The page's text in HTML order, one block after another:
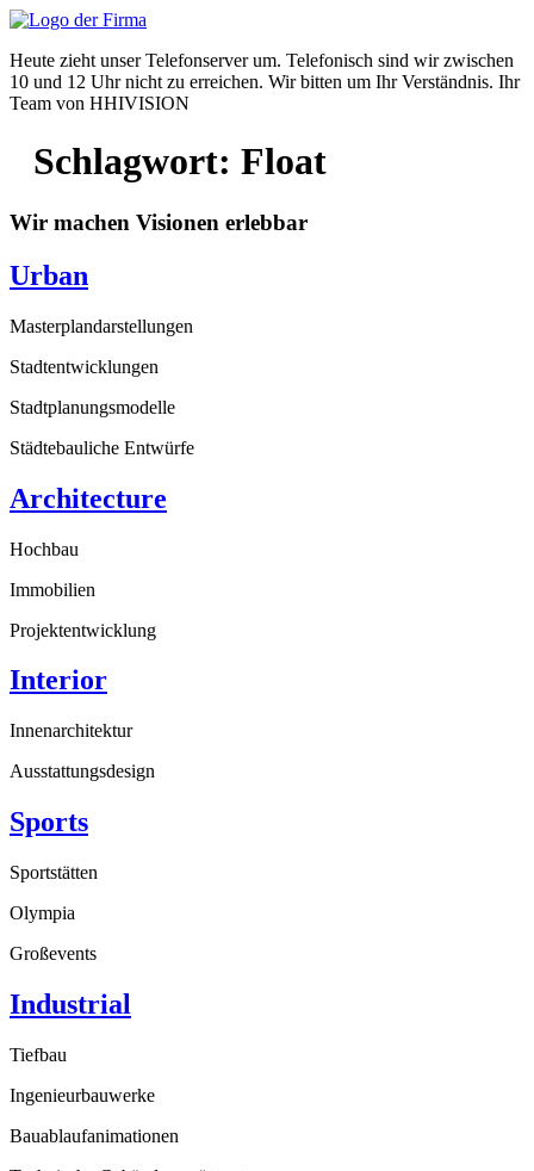
Zum
wechseln
Heute zieht unser Telefonserver um. Telefonisch sind wir zwischen
10 und 12 Uhr nicht zu erreichen. Wir bitten um Ihr Verständnis. Ihr
Team von HHIVISION
Schlagwort: Float
Wir machen Visionen erlebbar
Urban
Masterplandarstellungen
Stadtentwicklungen
Stadtplanungsmodelle
Städtebauliche Entwürfe
Architecture
Hochbau
Immobilien
Projektentwicklung
Interior
Innenarchitektur
Ausstattungsdesign
Sports
Sportstätten
Olympia
Großevents
Industrial
Tiefbau
Ingenieurbauwerke
Bauablaufanimationen